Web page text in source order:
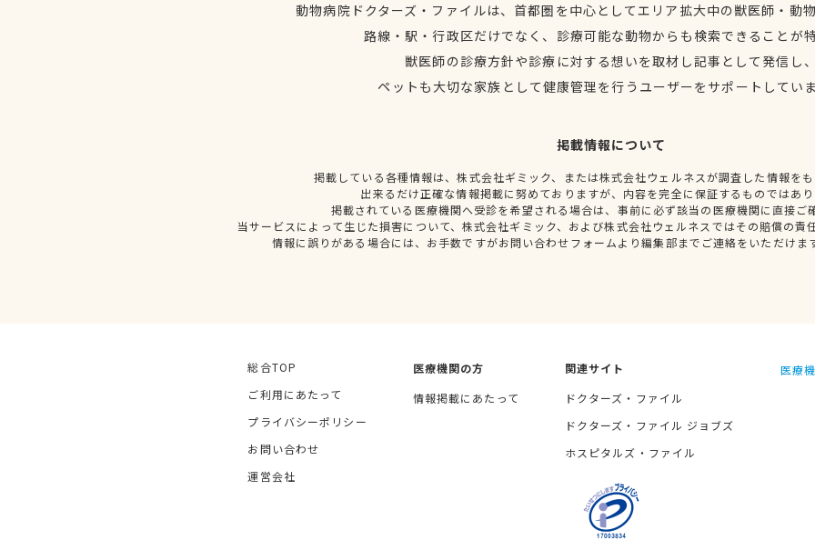
動物病院ドクターズ・ファイルは、首都圏を中心としてエリア拡大中の獣医師・動
路線・駅・行政区だけでなく、診療可能な動物からも検索できることが
獣医師の診療方針や診療に対する想いを取材し記事として発信し
ペットも大切な家族として健康管理を行うユーザーをサポートしてい
掲載情報について
掲載している各種情報は、株式会社ギミック、または株式会社ウェルネスが調査した情報を
出来るだけ正確な情報掲載に努めておりますが、内容を完全に保証するものではあ
掲載されている医療機関へ受診を希望される場合は、事前に必ず該当の医療機関に直接ご
当サービスによって生じた損害について、株式会社ギミック、および株式会社ウェルネスではその賠償の責
情報に誤りがある場合には、お手数ですがお問い合わせフォームより編集部までご連絡をいただけま
総合TOP
ご利用にあたって
プライバシーポリシー
お問い合わせ
運営会社
医療機関の方
情報掲載にあたって
関連サイト
ドクターズ・ファイル
ドクターズ・ファイル ジョブズ
ホスピタルズ・ファイル
医療